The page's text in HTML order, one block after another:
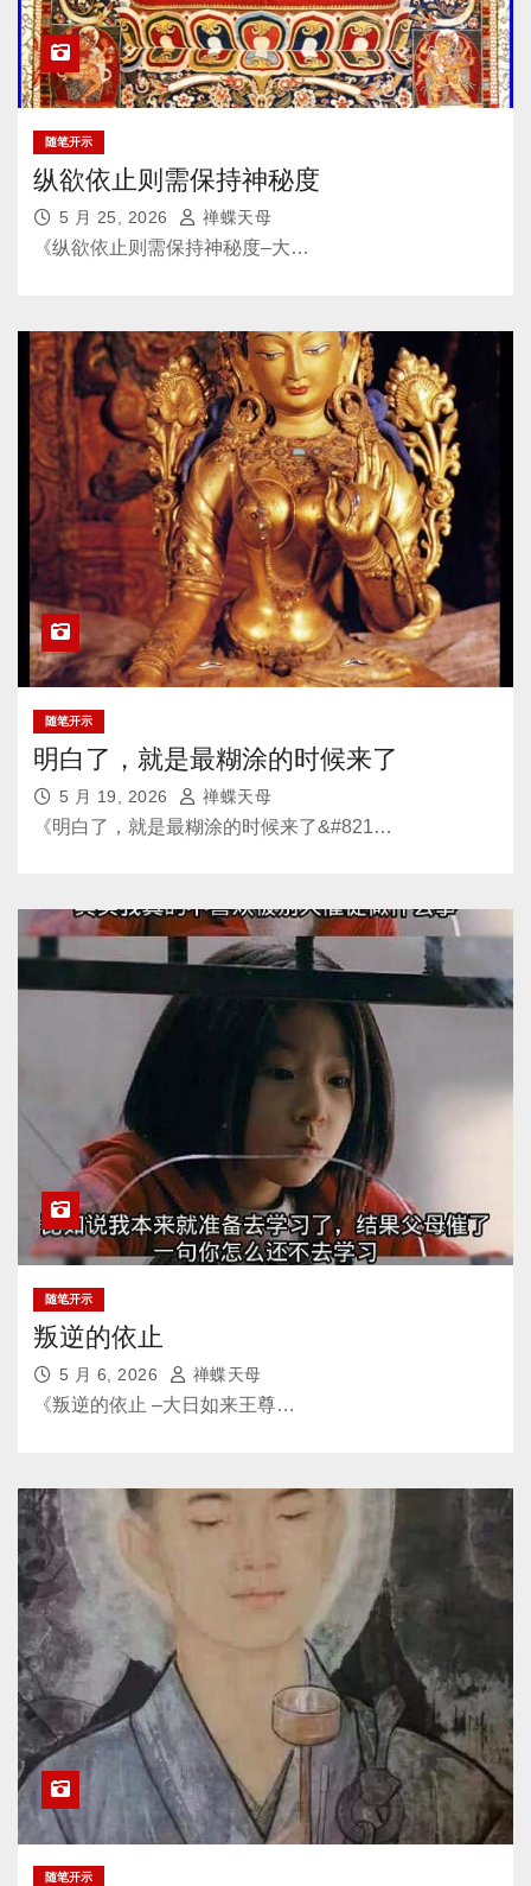
随笔开示
纵欲依止则需保持神秘度
5 月 25, 2026 禅蝶天母
《纵欲依止则需保持神秘度–大…
随笔开示
明白了，就是最糊涂的时候来了
5 月 19, 2026 禅蝶天母
《明白了，就是最糊涂的时候来了&#821…
随笔开示
叛逆的依止
5 月 6, 2026 禅蝶天母
《叛逆的依止 –大日如来王尊…
随笔开示